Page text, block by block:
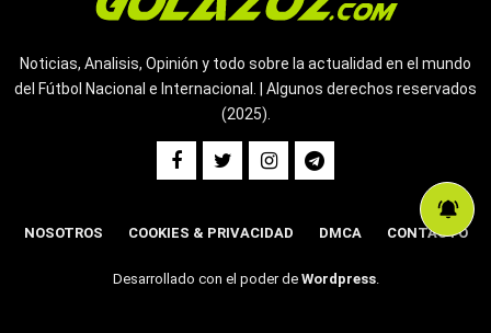
Noticias, Analisis, Opinión y todo sobre la actualidad en el mundo
del Fútbol Nacional e Internacional. | Algunos derechos reservados
(2025).
NOSOTROS COOKIES & PRIVACIDAD DMCA CONTACTO
Desarrollado con el poder de Wordpress.